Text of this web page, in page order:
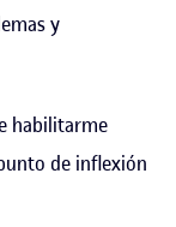
y
habilitarme
de inflexión